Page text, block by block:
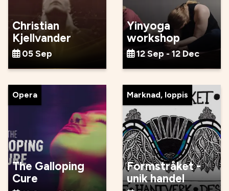
Christian
Kjellvander
05 Sep
Yinyoga
workshop
12 Sep - 12 Dec
Opera
The Galloping
Cure
Marknad, loppis
Formstråket -
unik handel